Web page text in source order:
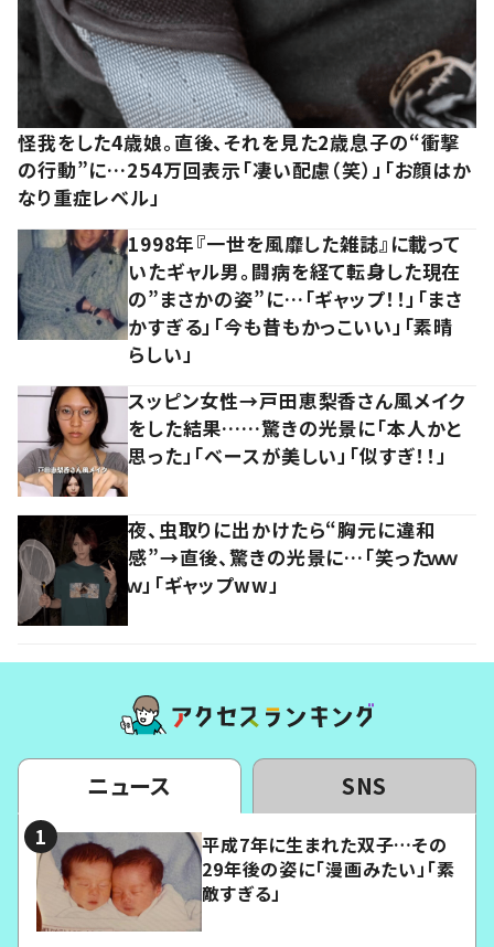
怪我をした4歳娘。直後、それを見た2歳息子の“衝撃
の行動”に…254万回表示「凄い配慮（笑）」「お顔はか
なり重症レベル」
1998年『一世を風靡した雑誌』に載って
いたギャル男。闘病を経て転身した現在
の”まさかの姿”に…「ギャップ！！」「まさ
かすぎる」「今も昔もかっこいい」「素晴
らしい」
スッピン女性→戸田恵梨香さん風メイク
をした結果……驚きの光景に「本人かと
思った」「ベースが美しい」「似すぎ！！」
夜、虫取りに出かけたら“胸元に違和
感”→直後、驚きの光景に…「笑ったｗｗ
ｗ」「ギャップww」
ニュース SNS
平成7年に生まれた双子…その
29年後の姿に「漫画みたい」「素
敵すぎる」